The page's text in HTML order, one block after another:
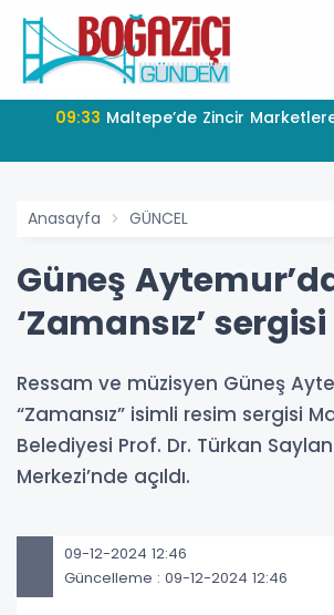
09:33 Maltepe’de Zincir
Anasayfa GÜNCEL
Güneş
‘Zamansız’ sergisi
Ressam ve müzisyen Güneş
“Zamansız” isimli resim sergisi
Belediyesi Prof. Dr. Türkan
Merkezi’nde açıldı.
09-12-2024 12:46
Güncelleme : 09-12-2024 12:46